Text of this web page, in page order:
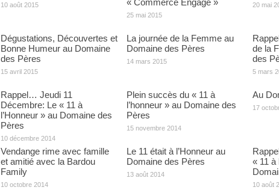
10 août 2015
« Commerce Engagé »
25 mai 2015
20 mai
Dégustations, Découvertes et
Bonne Humeur au Domaine
des Pères
15 avril 2015
La journée de la Femme au
Domaine des Pères
14 mars 2015
de la
des
5 mars
Rappel… Jeudi 11
Décembre: Le « 11 à
l’Honneur » au Domaine des
Pères
10 décembre 2014
Plein succès du « 11 à
l’honneur » au Domaine des
Pères
15 novembre 2014
Au
17
Vendange rime avec famille
et amitié avec la Bardou
Family
10 octobre 2014
Le 11 était à l’Honneur au
Domaine des Pères
13 août 2014
« 11 à
10 août